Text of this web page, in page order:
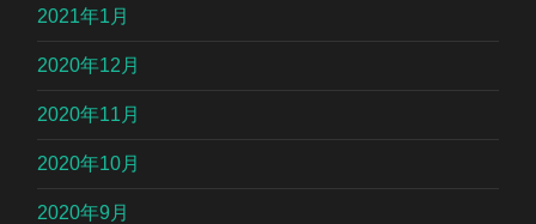
2021年1月
2020年12月
2020年11月
2020年10月
2020年9月